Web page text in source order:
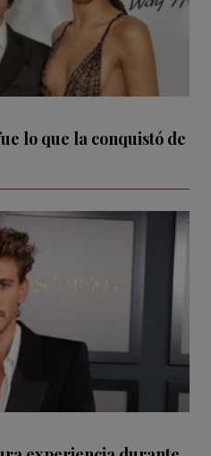
lo que la conquistó de